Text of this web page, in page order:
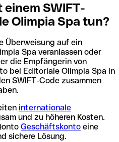
SWIFT-
Olimpia Spa tun?
Überweisung auf ein
Spa veranlassen oder
die Empfängerin von
bei Editoriale Olimpia Spa in
SWIFT-Code zusammen
internationale
und zu höheren Kosten.
Geschäftskonto eine
sichere Lösung.